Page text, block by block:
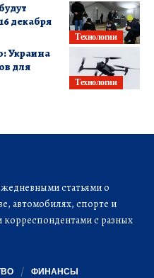
Технологии
декабря
Технологии
Украина
для
статьями о
автомобилях, спорте и
с разных
ФИНАНСЫ